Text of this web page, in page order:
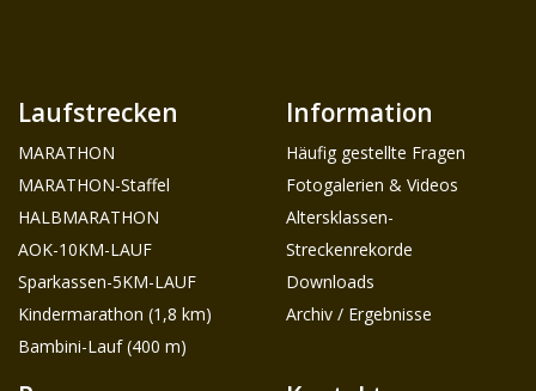
Laufstrecken
MARATHON
MARATHON-Staffel
HALBMARATHON
AOK-10KM-LAUF
Sparkassen-5KM-LAUF
Kindermarathon (1,8 km)
Bambini-Lauf (400 m)
Information
Häufig gestellte Fragen
Fotogalerien & Videos
Altersklassen-
Streckenrekorde
Downloads
Archiv / Ergebnisse